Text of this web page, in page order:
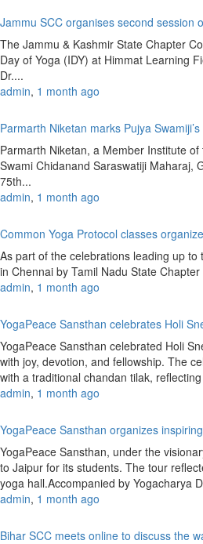
Jammu SCC organises second session
The Jammu & Kashmir State Chapter
Day of Yoga (IDY) at Himmat Learning
Dr....
admin, 1 month ago
Parmarth Niketan marks Pujya
Parmarth Niketan, a Member Institute
Swami Chidanand Saraswatiji Maharaj,
75th...
admin, 1 month ago
Common Yoga Protocol classes
As part of the celebrations leading up
in Chennai by Tamil Nadu State
admin, 1 month ago
YogaPeace Sansthan celebrates Holi
YogaPeace Sansthan celebrated Holi
with joy, devotion, and fellowship. The
with a traditional chandan tilak,
admin, 1 month ago
YogaPeace Sansthan organizes
YogaPeace Sansthan, under the
to Jaipur for its students. The tour
yoga hall.Accompanied by Yogacharya
admin, 1 month ago
Bihar SCC meets online to discuss the